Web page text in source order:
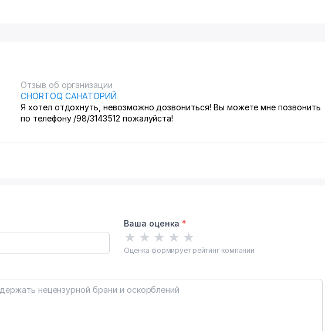
Отзыв об организации
CHORTOQ САНАТОРИЙ
Я хотел отдохнуть, невозможно дозвониться! Вы можете мне позвонить
по телефону /98/3143512 пожалуйста!
Ваша оценка *
★ ★ ★ ★ ★
Оценка формирует рейтинг компании